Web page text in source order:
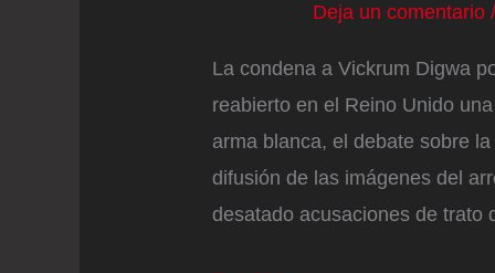
Deja un comentario /
La condena a Vickrum Digwa
reabierto en el Reino Unido
arma blanca, el debate sobre
difusión de las imágenes del
desatado acusaciones de trato